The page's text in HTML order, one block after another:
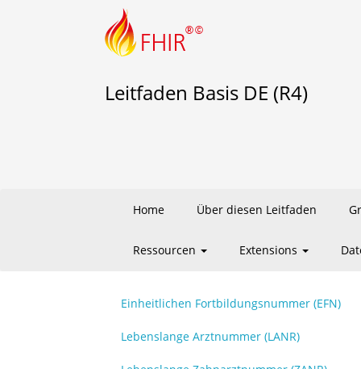
Leitfaden Basis DE (R4)
Home Über diesen Leitfaden
Ressourcen Extensions
Einheitlichen Fortbildungsnummer (EFN)
Lebenslange Arztnummer (LANR)